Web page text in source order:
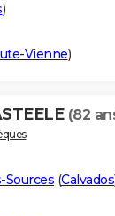
)
Vienne)
(82
Sources (Calvados